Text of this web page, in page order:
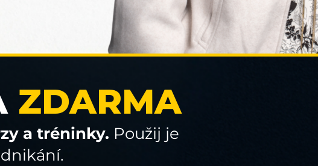
ZDARMA
a tréninky. Použij je